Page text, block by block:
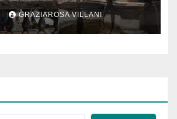
GRAZIAROSA VILLANI